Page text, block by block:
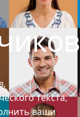
текста,
ваши